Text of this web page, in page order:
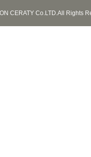
CERATY Co.LTD.All Rights